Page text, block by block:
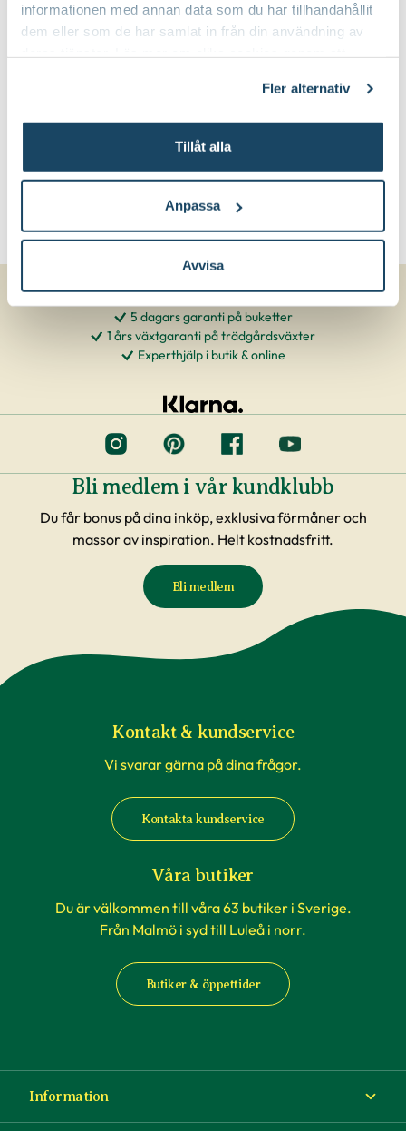
informationen med annan data som du har tillhandahållit
dem eller som de har samlat in från din användning av
Fler alternativ
Tillåt alla
Anpassa
Avvisa
Växtsätt: Brett marktäckande
Juli-september (JAS-perioden)
Beskärning är inte nödvändig
5 dagars garanti på buketter
1 års växtgaranti på trädgårdsväxter
Experthjälp i butik & online
Bli medlem i vår kundklubb
Du får bonus på dina inköp, exklusiva förmåner och
massor av inspiration. Helt kostnadsfritt.
Bli medlem
Kontakt & kundservice
Vi svarar gärna på dina frågor.
Kontakta kundservice
Våra butiker
Du är välkommen till våra 63 butiker i Sverige.
Från Malmö i syd till Luleå i norr.
Butiker & öppettider
Information